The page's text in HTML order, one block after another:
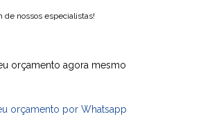
de nossos especialistas!
orçamento agora mesmo
orçamento por Whatsapp